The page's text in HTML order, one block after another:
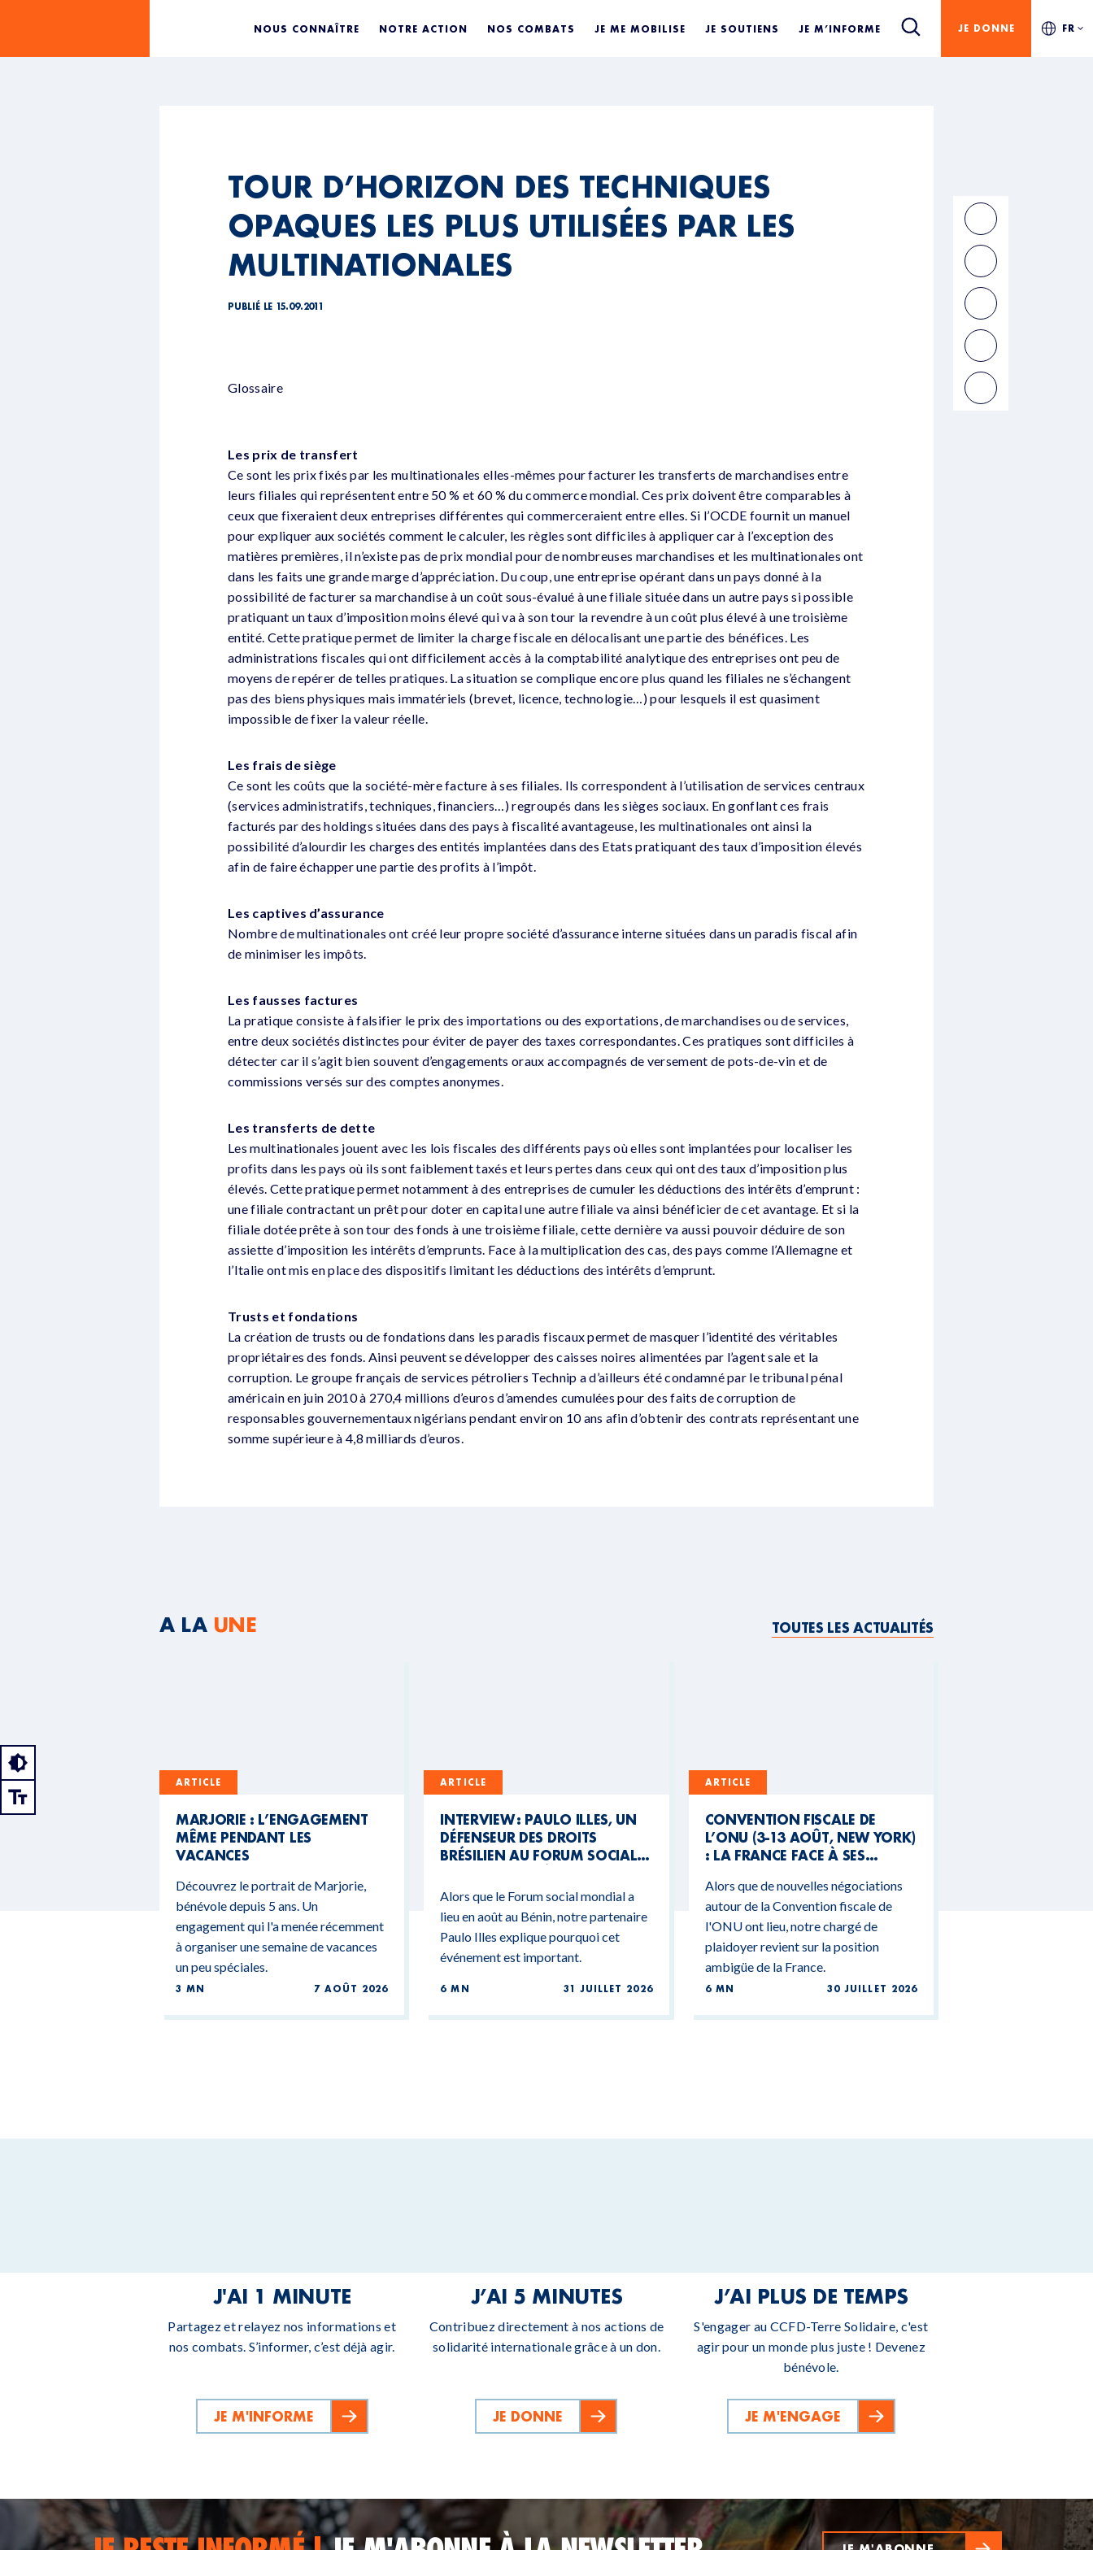
NOUS CONNAÎTRE NOTRE ACTION NOS COMBATS JE ME MOBILISE JE SOUTIENS JE M’INFORME JE DONNE FR
TOUR D’HORIZON DES TECHNIQUES
OPAQUES LES PLUS UTILISÉES PAR LES
MULTINATIONALES
PUBLIÉ LE 15.09.2011
Glossaire
Les prix de transfert
Ce sont les prix fixés par les multinationales elles-mêmes pour facturer les transferts de marchandises entre
leurs filiales qui représentent entre 50 % et 60 % du commerce mondial. Ces prix doivent être comparables à
ceux que fixeraient deux entreprises différentes qui commerceraient entre elles. Si l’OCDE fournit un manuel
pour expliquer aux sociétés comment le calculer, les règles sont difficiles à appliquer car à l’exception des
matières premières, il n’existe pas de prix mondial pour de nombreuses marchandises et les multinationales ont
dans les faits une grande marge d’appréciation. Du coup, une entreprise opérant dans un pays donné à la
possibilité de facturer sa marchandise à un coût sous-évalué à une filiale située dans un autre pays si possible
pratiquant un taux d’imposition moins élevé qui va à son tour la revendre à un coût plus élevé à une troisième
entité. Cette pratique permet de limiter la charge fiscale en délocalisant une partie des bénéfices. Les
administrations fiscales qui ont difficilement accès à la comptabilité analytique des entreprises ont peu de
moyens de repérer de telles pratiques. La situation se complique encore plus quand les filiales ne s’échangent
pas des biens physiques mais immatériels (brevet, licence, technologie…) pour lesquels il est quasiment
impossible de fixer la valeur réelle.
Les frais de siège
Ce sont les coûts que la société-mère facture à ses filiales. Ils correspondent à l’utilisation de services centraux
(services administratifs, techniques, financiers…) regroupés dans les sièges sociaux. En gonflant ces frais
facturés par des holdings situées dans des pays à fiscalité avantageuse, les multinationales ont ainsi la
possibilité d’alourdir les charges des entités implantées dans des Etats pratiquant des taux d’imposition élevés
afin de faire échapper une partie des profits à l’impôt.
Les captives d’assurance
Nombre de multinationales ont créé leur propre société d’assurance interne situées dans un paradis fiscal afin
de minimiser les impôts.
Les fausses factures
La pratique consiste à falsifier le prix des importations ou des exportations, de marchandises ou de services,
entre deux sociétés distinctes pour éviter de payer des taxes correspondantes. Ces pratiques sont difficiles à
détecter car il s’agit bien souvent d’engagements oraux accompagnés de versement de pots-de-vin et de
commissions versés sur des comptes anonymes.
Les transferts de dette
Les multinationales jouent avec les lois fiscales des différents pays où elles sont implantées pour localiser les
profits dans les pays où ils sont faiblement taxés et leurs pertes dans ceux qui ont des taux d’imposition plus
élevés. Cette pratique permet notamment à des entreprises de cumuler les déductions des intérêts d’emprunt :
une filiale contractant un prêt pour doter en capital une autre filiale va ainsi bénéficier de cet avantage. Et si la
filiale dotée prête à son tour des fonds à une troisième filiale, cette dernière va aussi pouvoir déduire de son
assiette d’imposition les intérêts d’emprunts. Face à la multiplication des cas, des pays comme l’Allemagne et
l’Italie ont mis en place des dispositifs limitant les déductions des intérêts d’emprunt.
Trusts et fondations
La création de trusts ou de fondations dans les paradis fiscaux permet de masquer l’identité des véritables
propriétaires des fonds. Ainsi peuvent se développer des caisses noires alimentées par l’agent sale et la
corruption. Le groupe français de services pétroliers Technip a d’ailleurs été condamné par le tribunal pénal
américain en juin 2010 à 270,4 millions d’euros d’amendes cumulées pour des faits de corruption de
responsables gouvernementaux nigérians pendant environ 10 ans afin d’obtenir des contrats représentant une
somme supérieure à 4,8 milliards d’euros.
A LA UNE TOUTES LES ACTUALITÉS
ARTICLE
MARJORIE : L’ENGAGEMENT
MÊME PENDANT LES
VACANCES
Découvrez le portrait de Marjorie,
bénévole depuis 5 ans. Un
engagement qui l'a menée récemment
à organiser une semaine de vacances
un peu spéciales.
3 MN 7 AOÛT 2026
ARTICLE
INTERVIEW : PAULO ILLES, UN
DÉFENSEUR DES DROITS
BRÉSILIEN AU FORUM SOCIAL
Alors que le Forum social mondial a
lieu en août au Bénin, notre partenaire
Paulo Illes explique pourquoi cet
événement est important.
6 MN 31 JUILLET 2026
ARTICLE
CONVENTION FISCALE DE
L’ONU (3-13 AOÛT, NEW YORK)
: LA FRANCE FACE À SES
BUDGÉTAIRES
Alors que de nouvelles négociations
autour de la Convention fiscale de
l'ONU ont lieu, notre chargé de
plaidoyer revient sur la position
ambigüe de la France.
6 MN 30 JUILLET 2026
J'AI 1 MINUTE
Partagez et relayez nos informations et
nos combats. S’informer, c’est déjà agir.
JE M'INFORME
J’AI 5 MINUTES
Contribuez directement à nos actions de
solidarité internationale grâce à un don.
JE DONNE
J’AI PLUS DE TEMPS
S'engager au CCFD-Terre Solidaire, c'est
agir pour un monde plus juste ! Devenez
bénévole.
JE M'ENGAGE